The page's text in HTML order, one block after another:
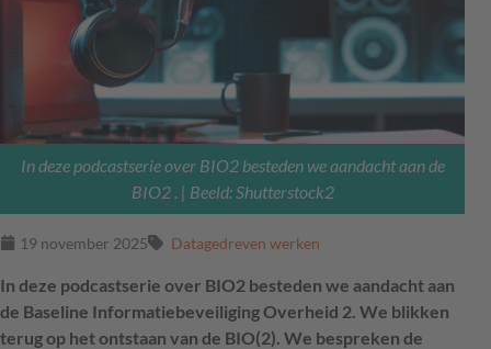
In deze podcastserie over BIO2 besteden we aandacht aan de
BIO2 . | Beeld: Shutterstock2
19 november 2025 Datagedreven werken
In deze podcastserie over BIO2 besteden we aandacht aan
de Baseline Informatiebeveiliging Overheid 2. We blikken
terug op het ontstaan van de BIO(2). We bespreken de